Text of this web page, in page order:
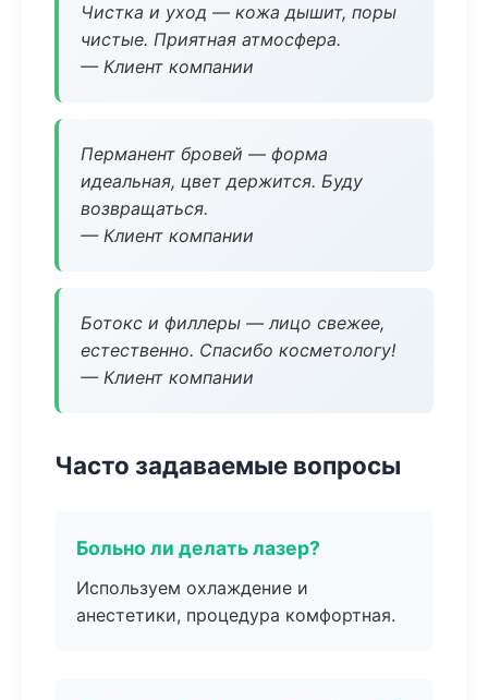
Чистка и уход — кожа дышит, поры
чистые. Приятная атмосфера.
— Клиент компании
Перманент бровей — форма
идеальная, цвет держится. Буду
возвращаться.
— Клиент компании
Ботокс и филлеры — лицо свежее,
естественно. Спасибо косметологу!
— Клиент компании
Часто задаваемые вопросы
Больно ли делать лазер?
Используем охлаждение и
анестетики, процедура комфортная.